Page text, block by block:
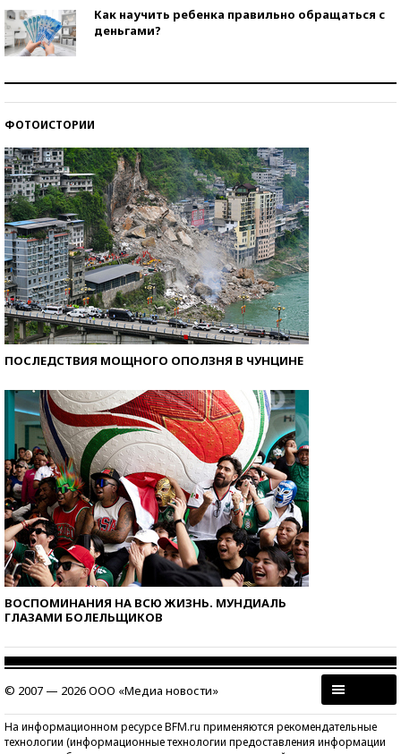
Как научить ребенка правильно обращаться с
деньгами?
ФОТОИСТОРИИ
ПОСЛЕДСТВИЯ МОЩНОГО ОПОЛЗНЯ В ЧУНЦИНЕ
ВОСПОМИНАНИЯ НА ВСЮ ЖИЗНЬ. МУНДИАЛЬ
ГЛАЗАМИ БОЛЕЛЬЩИКОВ
© 2007 — 2026 ООО «Медиа новости»
На информационном ресурсе BFM.ru применяются рекомендательные
технологии (информационные технологии предоставления информации